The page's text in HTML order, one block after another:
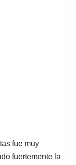
fue muy
fuertemente la